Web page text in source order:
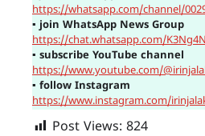
https://whatsapp.com/channel/
▪ join WhatsApp News Group
https://chat.whatsapp.com/
▪ subscribe YouTube channel
https://www.youtube.com/
▪ follow Instagram
https://www.instagram.com/
Post Views: 824